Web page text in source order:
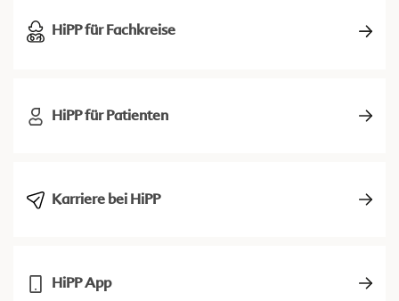
HiPP für Fachkreise
HiPP für Patienten
Karriere bei HiPP
HiPP App